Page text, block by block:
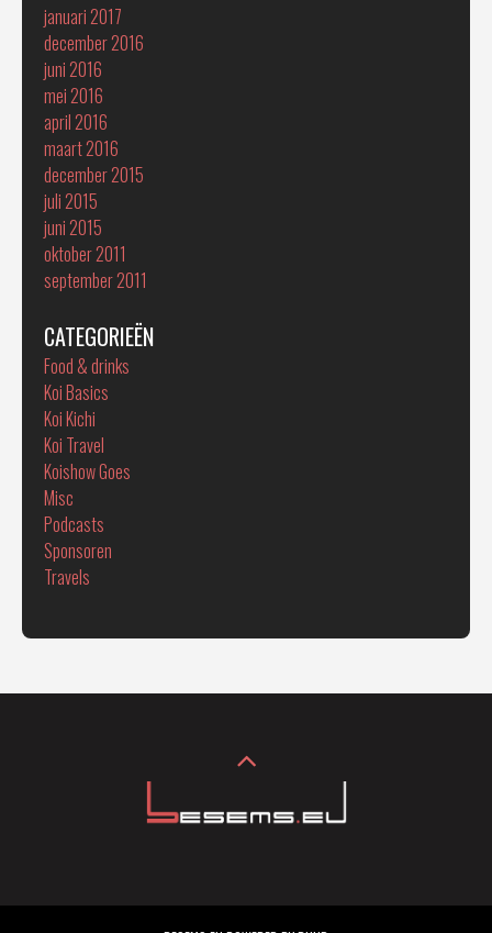
januari 2017
december 2016
juni 2016
mei 2016
april 2016
maart 2016
december 2015
juli 2015
juni 2015
oktober 2011
september 2011
CATEGORIEËN
Food & drinks
Koi Basics
Koi Kichi
Koi Travel
Koishow Goes
Misc
Podcasts
Sponsoren
Travels